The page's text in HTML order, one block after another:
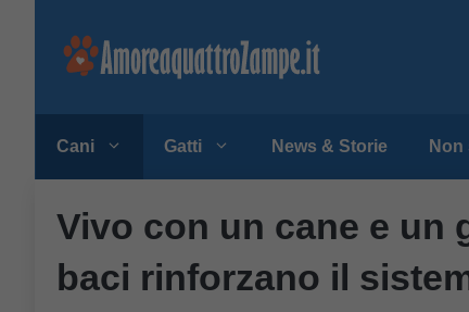
Cani Gatti News & Storie Non
Vivo con un cane e un
baci rinforzano il